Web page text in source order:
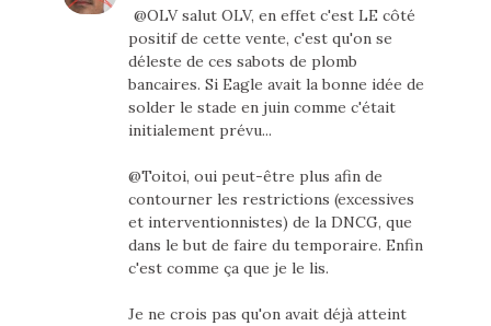
@OLV salut OLV, en effet c'est LE côté
positif de cette vente, c'est qu'on se
déleste de ces sabots de plomb
bancaires. Si Eagle avait la bonne idée de
solder le stade en juin comme c'était
initialement prévu...
@Toitoi, oui peut-être plus afin de
contourner les restrictions (excessives
et interventionnistes) de la DNCG, que
dans le but de faire du temporaire. Enfin
c'est comme ça que je le lis.
Je ne crois pas qu'on avait déjà atteint